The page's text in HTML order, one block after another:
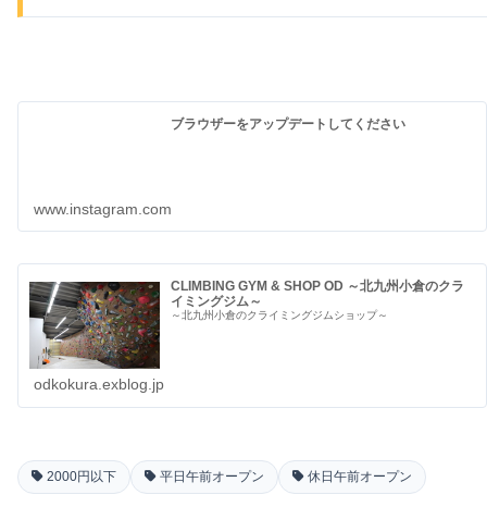
ブラウザーをアップデートしてください
www.instagram.com
CLIMBING GYM & SHOP OD ～北九州小倉のクラ
イミングジム～
～北九州小倉のクライミングジムショップ～
odkokura.exblog.jp
2000円以下 平日午前オープン 休日午前オープン